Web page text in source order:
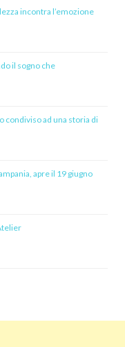
incontra l’emozione
il sogno che
condiviso ad una storia di
apre il 19 giugno